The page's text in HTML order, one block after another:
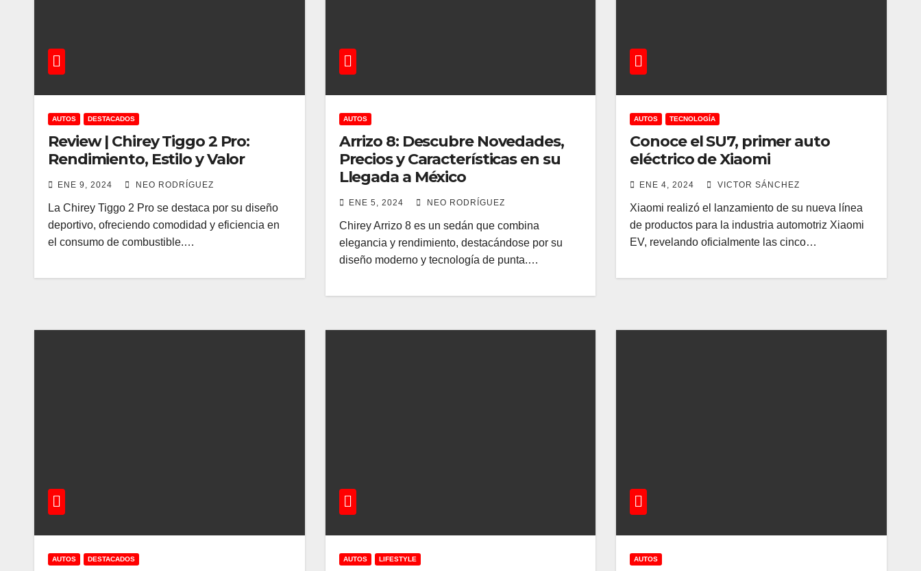
AUTOS DESTACADOS
Review | Chirey Tiggo 2 Pro:
Rendimiento, Estilo y Valor
ENE 9, 2024 NEO RODRÍGUEZ
La Chirey Tiggo 2 Pro se destaca por su diseño
deportivo, ofreciendo comodidad y eficiencia en
el consumo de combustible.…
AUTOS
Arrizo 8: Descubre Novedades,
Precios y Características en su
Llegada a México
ENE 5, 2024 NEO RODRÍGUEZ
Chirey Arrizo 8 es un sedán que combina
elegancia y rendimiento, destacándose por su
diseño moderno y tecnología de punta.…
AUTOS TECNOLOGÍA
Conoce el SU7, primer auto
eléctrico de Xiaomi
ENE 4, 2024 VICTOR SÁNCHEZ
Xiaomi realizó el lanzamiento de su nueva línea
de productos para la industria automotriz Xiaomi
EV, revelando oficialmente las cinco…
AUTOS DESTACADOS AUTOS LIFESTYLE AUTOS